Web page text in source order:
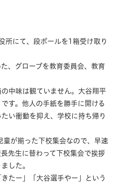
にて、段ボールを1箱受け取り
、グローブを教育委員会、教育
中味は観ていません。大谷翔平
す。他人の手紙を勝手に開ける
い衝動を抑え、学校に持ち帰り
が揃った下校集会なので、早速
先生に替わって下校集会で挨拶
した。
たー」「大谷選手やー」という